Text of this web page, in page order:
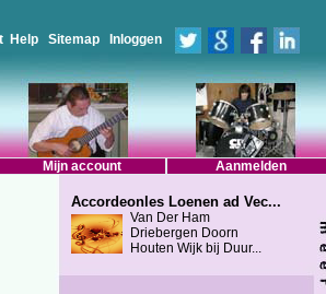
Help Sitemap Inloggen
Mijn account Aanmelden
Accordeonles Loenen ad Vec...
Van Der Ham
Driebergen Doorn
Houten Wijk bij Duur...